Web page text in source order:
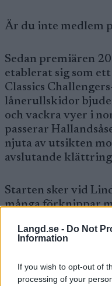
Langd.se - Do Not
Information
If you wish to opt-out of
processing of your
Är du inte medlem
Sedan premiären
etablerat sig som
Classics
lånerullskidor
och vackra vyer i
passerar
njuta av utsikten
avslutande
Starten sker vid
många förknippar
och sommarpuls.
bana som till slut
Förutom elitloppet